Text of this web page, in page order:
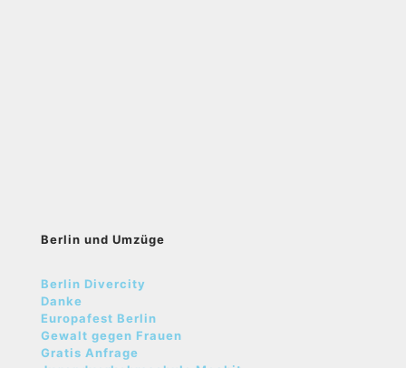
Berlin und Umzüge
Berlin Divercity
Danke
Europafest Berlin
Gewalt gegen Frauen
Gratis Anfrage